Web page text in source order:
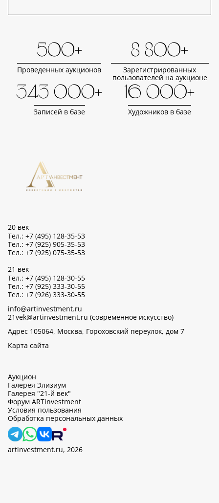
500+
Проведенных аукционов
8 800+
Зарегистрированных
пользователей на аукционе
343 000+
Записей в базе
16 000+
Художников в базе
20 век
Тел.: +7 (495) 128-35-53
Тел.: +7 (925) 905-35-53
Тел.: +7 (925) 075-35-53
21 век
Тел.: +7 (495) 128-30-55
Тел.: +7 (925) 333-30-55
Тел.: +7 (926) 333-30-55
info@artinvestment.ru
21vek@artinvestment.ru (современное искусство)
Адрес 105064, Москва, Гороховский переулок, дом 7
Карта сайта
Аукцион
Галерея Элизиум
Галерея "21-й век"
Форум ARTinvestment
Условия пользования
Обработка персональных данных
artinvestment.ru, 2026